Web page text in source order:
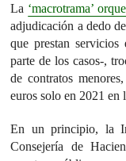
La ‘macrotrama’
adjudicación a dedo
que prestan servicios
parte de los casos-,
de contratos
euros solo en 2021 en
En un principio, la
Consejería de